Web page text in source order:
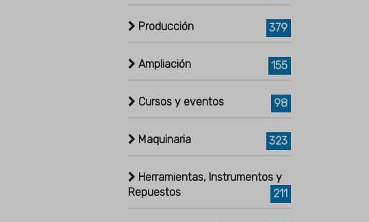
Producción 379
Ampliación 155
Cursos y eventos 98
Maquinaria 323
Herramientas, Instrumentos y
Repuestos
211